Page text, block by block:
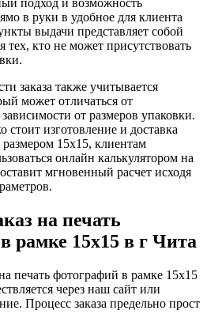
подход и возможность
в руки в удобное для клиента
выдачи представляет собой
тех, кто не может присутствовать
заказа также учитывается
может отличаться от
от размеров упаковки.
стоит изготовление и доставка
15х15, клиентам
онлайн калькулятором на
мгновенный расчет исходя
на печать
рамке 15х15 в г Чита
печать фотографий в рамке 15х15
через наш сайт или
Процесс заказа предельно прост